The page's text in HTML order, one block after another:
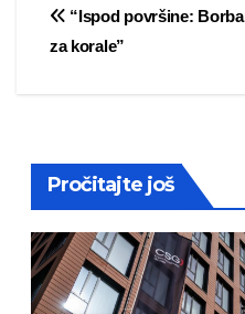
Post
“Ispod površine: Borba
za korale”
Pročitajte još